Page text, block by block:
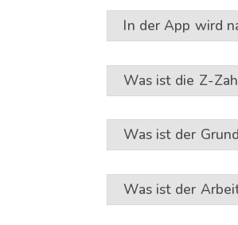
In der App wird
Was ist die Z-
Was ist der
Was ist der